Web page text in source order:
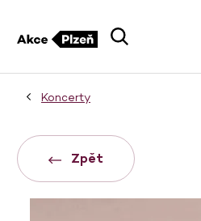
Koncerty
Zpět